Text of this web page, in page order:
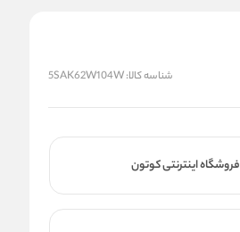
شناسه کالا:5SAK62W104W
فروشگاه اینترنتی کوتون